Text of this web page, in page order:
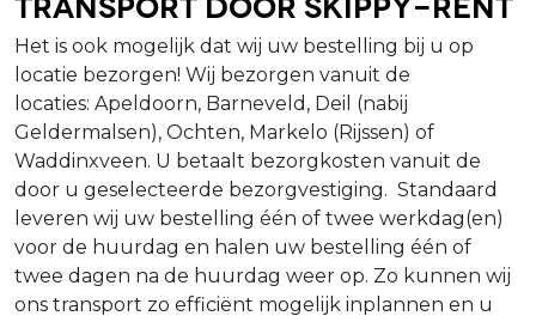
Het is ook mogelijk dat wij uw bestelling bij u op
locatie bezorgen! Wij bezorgen vanuit de
locaties: Apeldoorn, Barneveld, Deil (nabij
Geldermalsen), Ochten, Markelo (Rijssen) of
Waddinxveen. U betaalt bezorgkosten vanuit de
door u geselecteerde bezorgvestiging. Standaard
leveren wij uw bestelling één of twee werkdag(en)
voor de huurdag en halen uw bestelling één of
twee dagen na de huurdag weer op. Zo kunnen wij
ons transport zo efficiënt mogelijk inplannen en u